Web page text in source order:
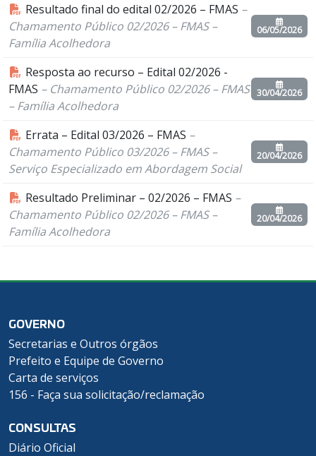
Resultado final do edital 02/2026 – FMAS –
Chamamento Público 02/2026 – FMAS –
Família Acolhedora
06/05/2026
Resposta ao recurso – Edital 02/2026 -
FMAS – Chamamento Público 02/2026 – FMAS
– Família Acolhedora
30/04/2026
Errata – Edital 03/2026 – FMAS –
Chamamento Público 03/2026 – FMAS –
Serviço Especializado em Abordagem Social
20/04/2026
Resultado Preliminar – 02/2026 – FMAS –
Chamamento Público 02/2026 – FMAS –
Família Acolhedora
20/04/2026
GOVERNO
Secretarias e Outros órgãos
Prefeito e Equipe de Governo
Carta de serviços
156 - Faça sua solicitação/reclamação
CONSULTAS
Diário Oficial